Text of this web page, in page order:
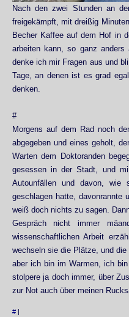
Nach den zwei Stunden an
freigekämpft, mit dreißig
Becher Kaffee auf dem Hof in
arbeiten kann, so ganz
denke ich mir Fragen aus und
Tage, an denen ist es grad
denken.
#
Morgens auf dem Rad noch
abgegeben und eines geholt,
Warten dem Doktoranden
gesessen in der Stadt, und
Autounfällen und davon, wie
geschlagen hatte, davonrannte
weiß doch nichts zu sagen.
Gespräch nicht immer
wissenschaftlichen Arbeit
wechseln sie die Plätze, und
aber ich bin im Warmen, ich
stolpere ja doch immer, über
zur Not auch über meinen
#|